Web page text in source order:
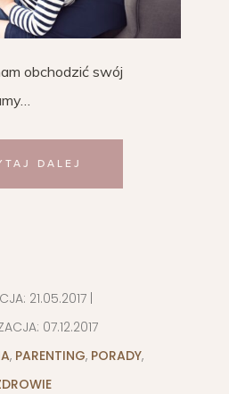
obchodzić swój
DALEJ
21.05.2017 |
07.12.2017
, PARENTING, PORADY,